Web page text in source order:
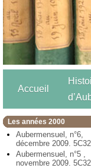
Accueil
Les années 2000
Aubermensuel, n°6,
décembre 2009.
Aubermensuel, n°5 ,
novembre 2009.